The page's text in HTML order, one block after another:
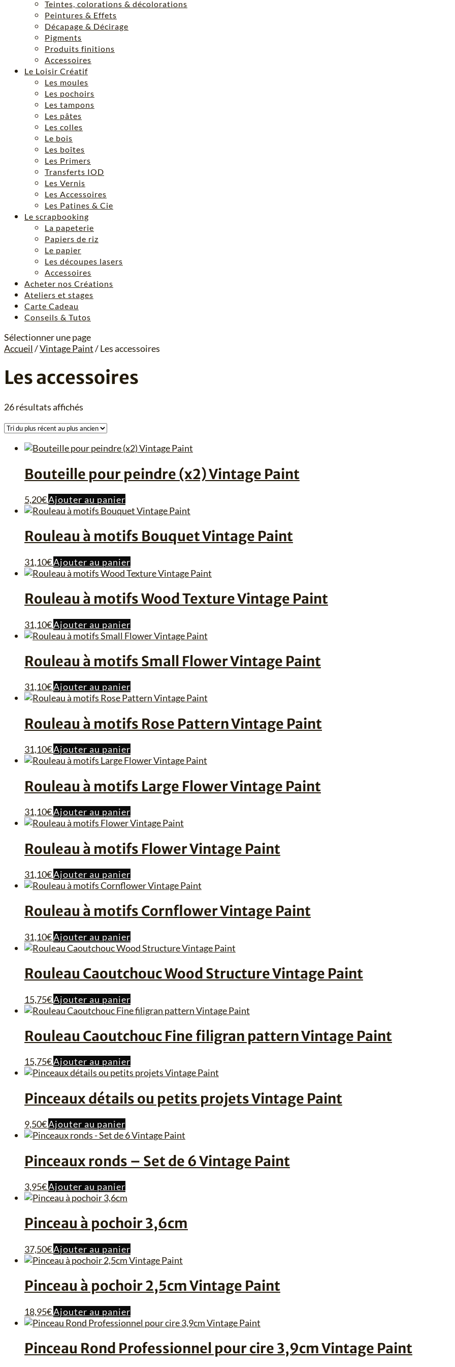
Teintes, colorations & décolorations
Peintures & Effets
Décapage & Décirage
Pigments
Produits finitions
Accessoires
Le Loisir Créatif
Les moules
Les pochoirs
Les tampons
Les pâtes
Les colles
Le bois
Les boîtes
Les Primers
Transferts IOD
Les Vernis
Les Accessoires
Les Patines & Cie
Le scrapbooking
La papeterie
Papiers de riz
Le papier
Les découpes lasers
Accessoires
Acheter nos Créations
Ateliers et stages
Carte Cadeau
Conseils & Tutos
Sélectionner une page
Accueil /Vintage Paint/ Les accessoires
Les accessoires
26 résultats affichés
plus
au
ancien
Bouteille pour peindre (x2) Vintage Paint
5,20€Ajouter au panier
Rouleau à motifs Bouquet Vintage Paint
31,10€Ajouter au panier
Rouleau à motifs Wood Texture Vintage Paint
31,10€Ajouter au panier
Rouleau à motifs Small Flower Vintage Paint
31,10€Ajouter au panier
Rouleau à motifs Rose Pattern Vintage Paint
31,10€Ajouter au panier
Rouleau à motifs Large Flower Vintage Paint
31,10€Ajouter au panier
Rouleau à motifs Flower Vintage Paint
31,10€Ajouter au panier
Rouleau à motifs Cornflower Vintage Paint
31,10€Ajouter au panier
Rouleau Caoutchouc Wood Structure Vintage Paint
15,75€Ajouter au panier
Rouleau Caoutchouc Fine filigran pattern Vintage Paint
15,75€Ajouter au panier
Pinceaux détails ou petits projets Vintage Paint
9,50€Ajouter au panier
Pinceaux ronds – Set de 6 Vintage Paint
3,95€Ajouter au panier
Pinceau à pochoir 3,6cm
37,50€Ajouter au panier
Pinceau à pochoir 2,5cm Vintage Paint
18,95€Ajouter au panier
Pinceau Rond Professionnel pour cire 3,9cm Vintage Paint